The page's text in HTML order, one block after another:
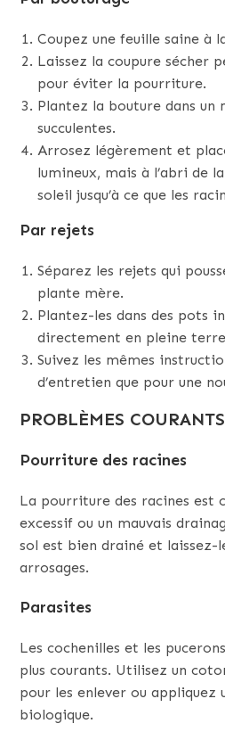
Coupez une feuille saine à
Laissez la coupure sécher
pour éviter la pourriture.
Plantez la bouture dans un
succulentes.
Arrosez légèrement et
lumineux, mais à l’abri de
soleil jusqu’à ce que les
Par rejets
Séparez les rejets qui
plante mère.
Plantez-les dans des pots
directement en pleine
Suivez les mêmes
d’entretien que pour une
PROBLÈMES
Pourriture des racines
La pourriture des racines est
excessif ou un mauvais
sol est bien drainé et laissez-
arrosages.
Parasites
Les cochenilles et les
plus courants. Utilisez un
pour les enlever ou appliquez
biologique.